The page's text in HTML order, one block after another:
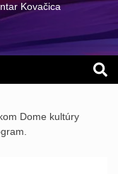
Kovačica
Dome kultúry